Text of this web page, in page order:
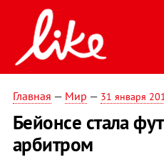
Главная — Мир — 31 января
Бейонсе стала
арбитром